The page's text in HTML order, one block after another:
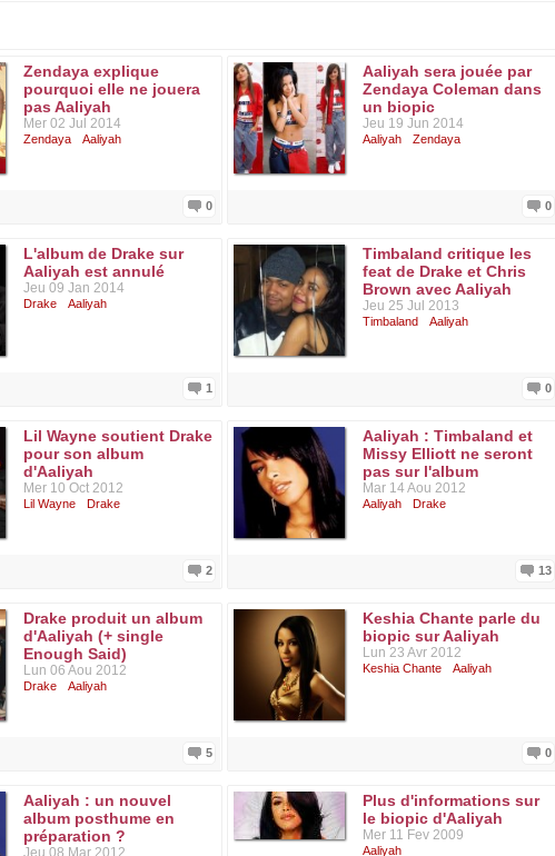
Doit Mourir » aux côtés de Jet-Li et la chanson « Try Again » issue de la
des Charts. En 2000, elle interprète le rôle d’Akasha dans « The Queen
(La Reine Des Damnés) et sort son troisième album éponyme.
part aux Bahamas tourner le clip de « Rock The Boat ». A son retour,
quelques secondes après son décollage, à cause d’une surcharge de
meurt le 25 août 2001 vers 19h (heures locales), ainsi que ceux qui
:
nothing but a number
a million
Zendaya explique
pourquoi elle ne jouera
pas Aaliyah
Mer 02 Jul 2014
Zendaya Aaliyah
0
Aaliyah sera jouée par
Zendaya Coleman dans
un biopic
Jeu 19 Jun 2014
Aaliyah Zendaya
0
L'album de Drake sur
Aaliyah est annulé
Jeu 09 Jan 2014
Drake Aaliyah
1
Timbaland critique les
feat de Drake et Chris
Brown avec Aaliyah
Jeu 25 Jul 2013
Timbaland Aaliyah
0
Lil Wayne soutient Drake
pour son album
d'Aaliyah
Mer 10 Oct 2012
Lil Wayne Drake
2
Aaliyah : Timbaland et
Missy Elliott ne seront
pas sur l'album
Mar 14 Aou 2012
Aaliyah Drake
13
Drake produit un album
d'Aaliyah (+ single
Enough Said)
Lun 06 Aou 2012
Drake Aaliyah
5
Keshia Chante parle du
biopic sur Aaliyah
Lun 23 Avr 2012
Keshia Chante Aaliyah
0
Aaliyah : un nouvel
album posthume en
préparation ?
Jeu 08 Mar 2012
Plus d'informations sur
le biopic d'Aaliyah
Mer 11 Fev 2009
Aaliyah